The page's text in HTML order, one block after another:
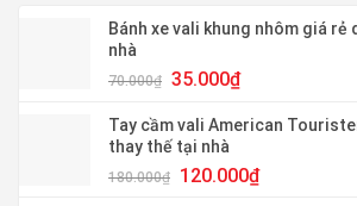
Bánh xe vali khung nhôm giá
nhà
70.000₫ Giá
là:
70.000₫.
35.000₫Giá
tại
35.000₫.
Tay cầm vali American
thay thế tại nhà
180.000₫
Giá
120.000₫Giá